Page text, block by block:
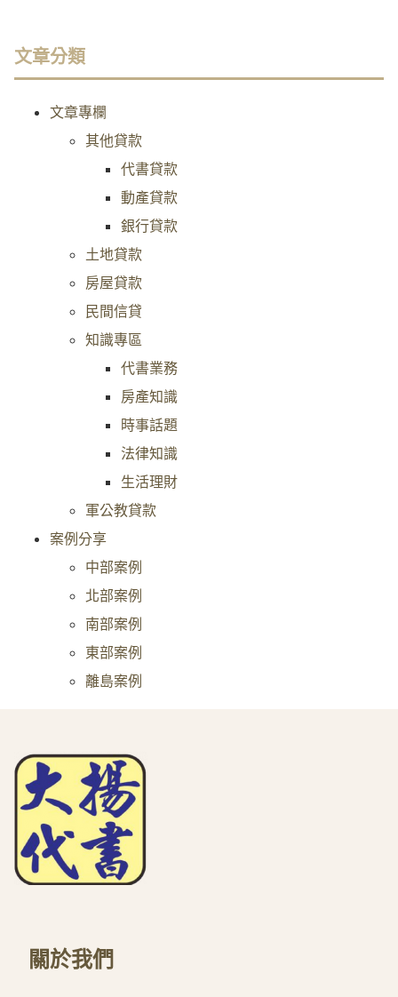
文章分類
文章專欄
其他貸款
代書貸款
動產貸款
銀行貸款
土地貸款
房屋貸款
民間信貸
知識專區
代書業務
房產知識
時事話題
法律知識
生活理財
軍公教貸款
案例分享
中部案例
北部案例
南部案例
東部案例
離島案例
關於我們